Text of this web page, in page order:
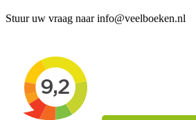
Stuur uw vraag naar info@veelboeken.nl